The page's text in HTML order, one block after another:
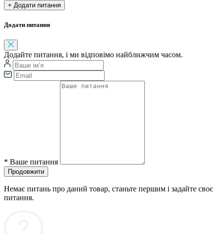
+ Додати питання
Додати питання
Додайте питання, і ми відповімо найближчим часом.
* Ваше питання
Продовжити
Немає питань про даний товар, станьте першим і задайте своє
питання.